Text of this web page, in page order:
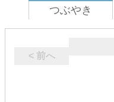
つぶやき
< 前へ